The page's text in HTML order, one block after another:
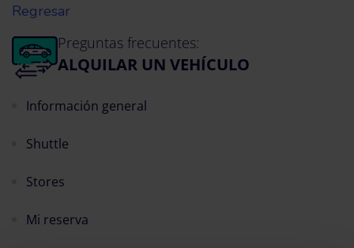
Regresar
Preguntas frecuentes:
ALQUILAR UN VEHÍCULO
Información general
Shuttle
Stores
Mi reserva